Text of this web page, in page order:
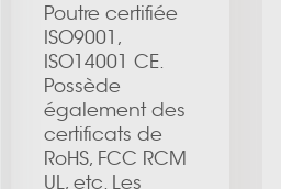
Poutre certifiée
ISO9001,
ISO14001 CE.
Possède
également des
certificats de
RoHS, FCC RCM
UL, etc. Les